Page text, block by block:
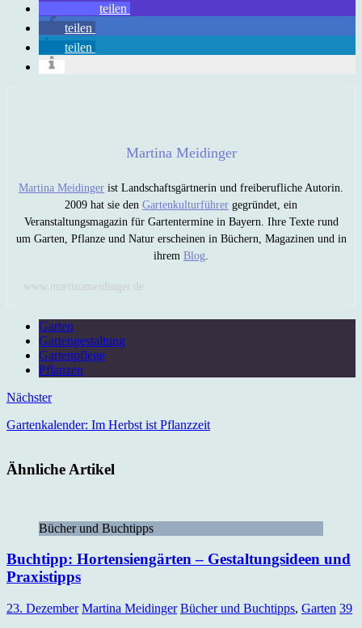
teilen
teilen
teilen
Martina Meidinger
Martina Meidinger ist Landschaftsgärtnerin und freiberufliche Autorin.
2009 hat sie den Gartenkulturführer gegründet, ein
Veranstaltungsmagazin für Gartentermine in Bayern. Ihre Texte rund
um Garten, Pflanze und Natur erscheinen in Büchern, Magazinen und in
ihrem Blog.
www.martinameidinger.de
Garten
Gartengestaltung
Gartenpflege
Pflanzen
Nächster
Gartenkalender: Im Herbst ist Pflanzzeit
Ähnliche Artikel
Bücher und Buchtipps
Buchtipp: Hortensiengärten – Gestaltungsideen und
Praxistipps
23. Dezember Martina Meidinger Bücher und Buchtipps, Garten 39